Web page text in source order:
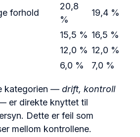
forhold
20,8
%
19,4 %
15,5 % 16,5 %
12,0 % 12,0 %
6,0 % 7,0 %
kategorien — drift, kontroll
er direkte knyttet til
Dette er feil som
mellom kontrollene.